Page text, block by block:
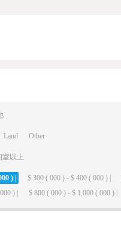
Land Other
室以上
) | $ 300 ( 000 ) - $ 400 ( 000 ) |
) |
$ 800 ( 000 ) - $ 1,000 ( 000 ) |